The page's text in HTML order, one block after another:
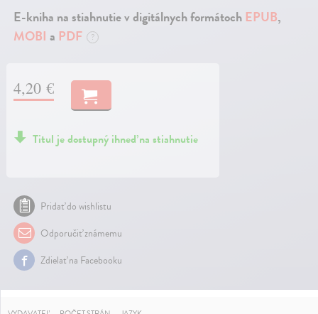
E-kniha na stiahnutie v digitálnych formátochEPUB,
MOBI a PDF ?
4,20 €
Titul je dostupný ihneď na stiahnutie
Pridať do wishlistu
Odporučiť známemu
Zdielať na Facebooku